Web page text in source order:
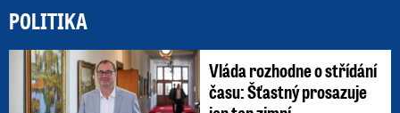
POLITIKA
Vláda rozhodne o střídání
času: Šťastný prosazuje